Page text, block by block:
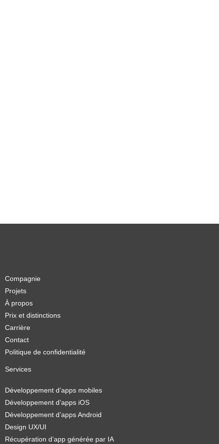
Compagnie
Projets
À propos
Prix et distinctions
Carrière
Contact
Politique de confidentialité
Services
Développement d’apps mobiles
Développement d’apps iOS
Développement d’apps Android
Design UX/UI
Récupération d’app générée par IA